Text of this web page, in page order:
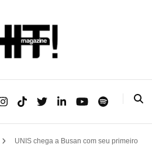
UNIS chega a Busan com seu primeiro